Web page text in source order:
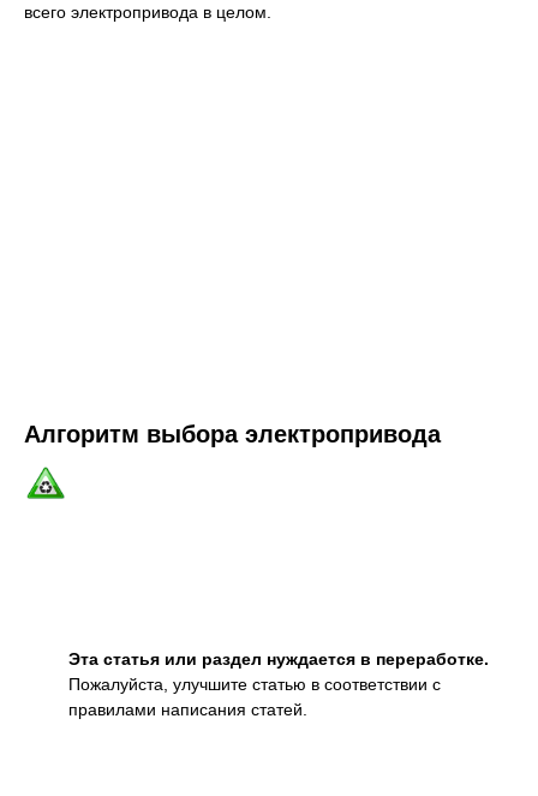
всего электропривода в целом.
Алгоритм выбора электропривода
Эта статья или раздел нуждается в переработке.
Пожалуйста, улучшите статью в соответствии с
правилами написания статей.